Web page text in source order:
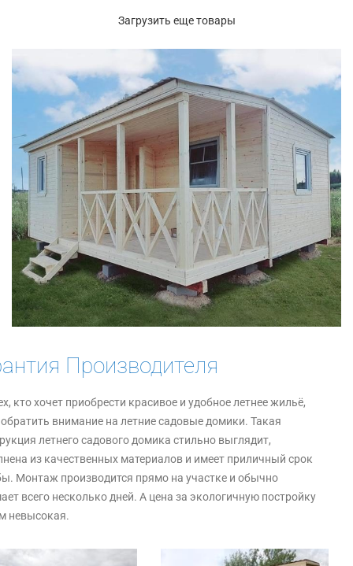
Загрузить еще товары
Производителя
кто хочет приобрести красивое и удобное летнее жильё,
обратить внимание на летние садовые домики. Такая
летнего садового домика стильно выглядит,
из качественных материалов и имеет приличный срок
Монтаж производится прямо на участке и обычно
всего несколько дней. А цена за экологичную постройку
невысокая.